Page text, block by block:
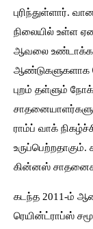
புரிந்துள்ளார்.
நிலையில் உள்ள
ஆவலை உண்டாக்க
ஆண்டுகளுகளாக
புறம் தள்ளும்
ராம்ப் வாக்
கின்னஸ்
கடந்த 2011-ம்
ரெயின்ட்ராப்ஸ்